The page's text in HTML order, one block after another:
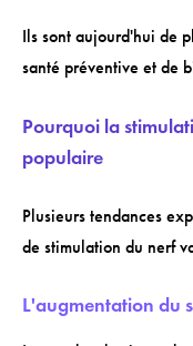
Ils sont aujourd'hui de
santé préventive et de
Pourquoi la
populaire
Plusieurs tendances
de stimulation du nerf
L'augmentation du